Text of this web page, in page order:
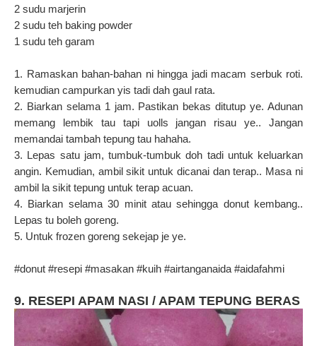
2 sudu marjerin
2 sudu teh baking powder
1 sudu teh garam
1. Ramaskan bahan-bahan ni hingga jadi macam serbuk roti.
kemudian campurkan yis tadi dah gaul rata.
2. Biarkan selama 1 jam. Pastikan bekas ditutup ye. Adunan
memang lembik tau tapi uolls jangan risau ye.. Jangan
memandai tambah tepung tau hahaha.
3. Lepas satu jam, tumbuk-tumbuk doh tadi untuk keluarkan
angin. Kemudian, ambil sikit untuk dicanai dan terap.. Masa ni
ambil la sikit tepung untuk terap acuan.
4. Biarkan selama 30 minit atau sehingga donut kembang..
Lepas tu boleh goreng.
5. Untuk frozen goreng sekejap je ye.
#donut #resepi #masakan #kuih #airtanganaida #aidafahmi
9. RESEPI APAM NASI / APAM TEPUNG BERAS